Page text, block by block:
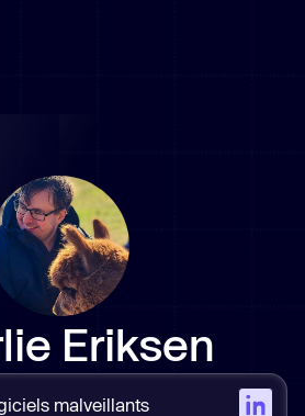
Eriksen
malveillants